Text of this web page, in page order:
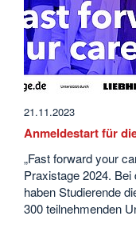
21.11.2023
Anmeldestart für
„Fast forward your
Praxistage 2024.
haben Studierende
300 teilnehmenden